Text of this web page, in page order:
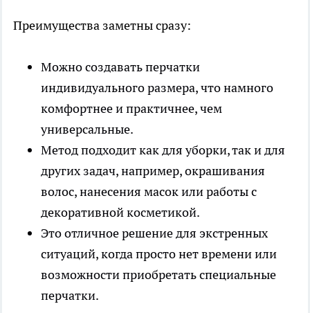
Преимущества заметны сразу:
Можно создавать перчатки
индивидуального размера, что намного
комфортнее и практичнее, чем
универсальные.
Метод подходит как для уборки, так и для
других задач, например, окрашивания
волос, нанесения масок или работы с
декоративной косметикой.
Это отличное решение для экстренных
ситуаций, когда просто нет времени или
возможности приобретать специальные
перчатки.